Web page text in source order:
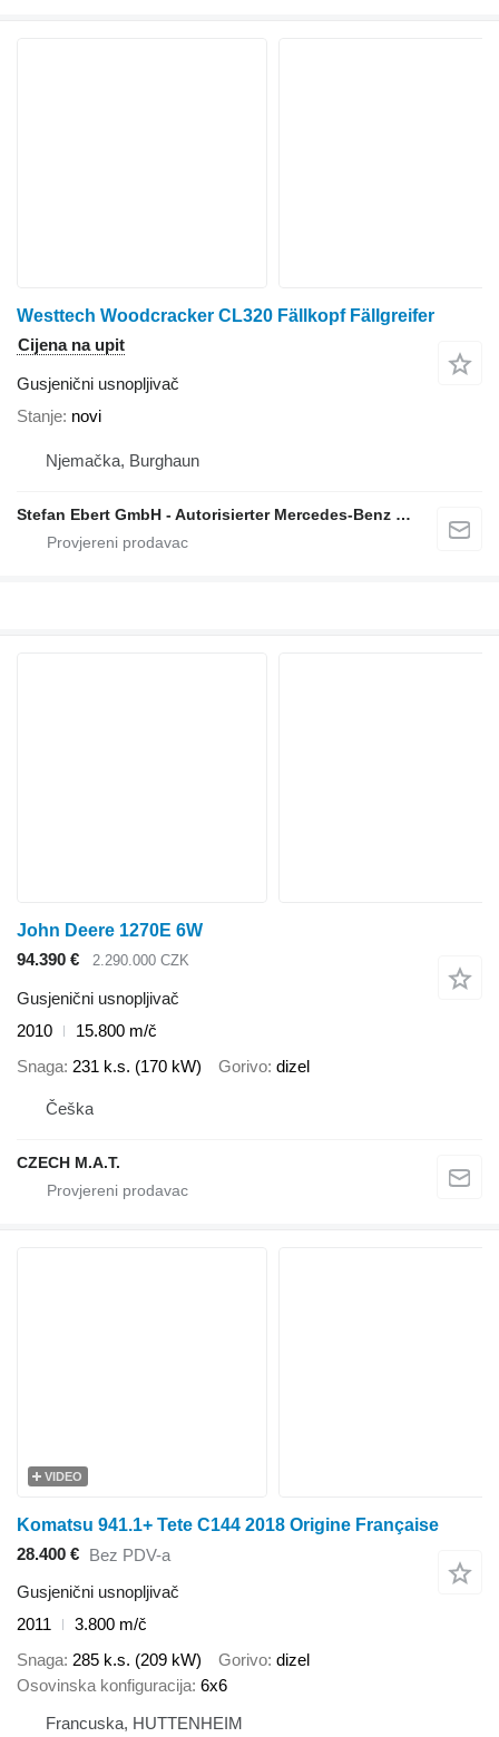
Westtech Woodcracker CL320 Fällkopf Fällgreifer
Cijena na upit
Gusjenični usnopljivač
Stanje novi
Njemačka, Burghaun
Stefan Ebert GmbH - Autorisierter Mercedes-Benz Servicepartner
John Deere 1270E 6W
94.390 €
2.290.000 CZK
Gusjenični usnopljivač
2010
15.800 m/č
Snaga 231 k.s. (170 kW) Gorivo dizel
Češka
CZECH M.A.T.
VIDEO
Komatsu 941.1+ Tete C144 2018 Origine Française
28.400 € Bez PDV-a
Gusjenični usnopljivač
2011
3.800 m/č
Snaga 285 k.s. (209 kW) Gorivo dizel
Osovinska konfiguracija 6x6
Francuska, HUTTENHEIM